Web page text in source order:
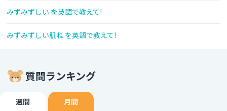
みずみずしい を英語で教えて!
みずみずしい肌ね を英語で教えて!
質問ランキング
週間 月間